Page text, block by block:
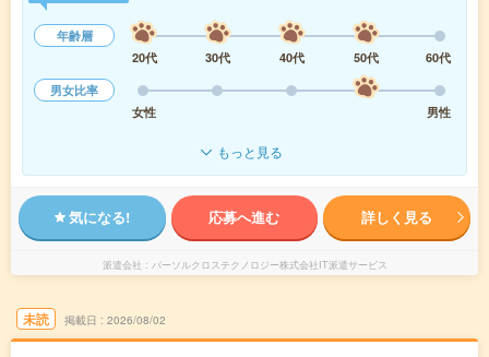
年齢層
20代
30代 40代 50代
60代
男女比率
女性
男性
もっと見る
気になる! 応募へ進む 詳しく見る
派遣会社 パーソルクロステクノロジー株式会社IT派遣サービス
未読 掲載日 2026/08/02